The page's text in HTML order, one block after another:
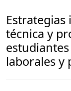
técnica y
laborales y